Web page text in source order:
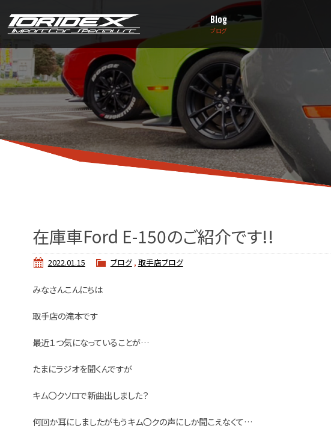
Blog
ブログ
在庫車Ford E-150のご紹介です!!
2022.01.15 ブログ, 取手店ブログ
みなさんこんにちは
取手店の滝本です
最近１つ気になっていることが…
たまにラジオを聞くんですが
キム〇クソロで新曲出しました？
何回か耳にしましたがもうキム〇クの声にしか聞こえなくて…